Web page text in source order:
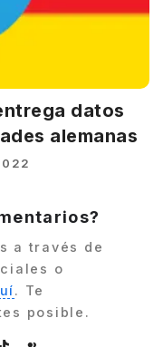
datos
alemanas
a través de
o
. Te
posible.